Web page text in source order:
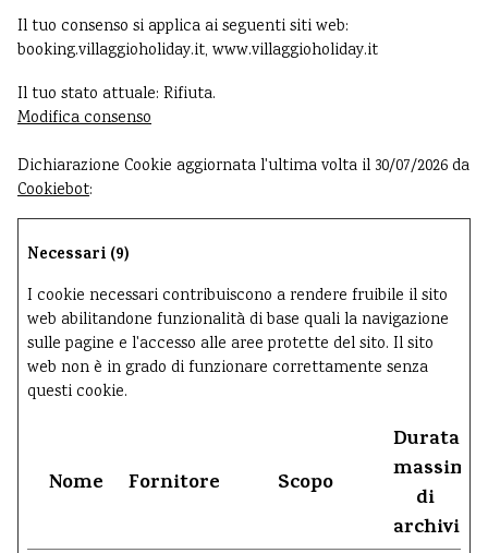
Il tuo consenso si applica ai seguenti siti web:
booking.villaggioholiday.it, www.villaggioholiday.it
Il tuo stato attuale: Rifiuta.
Modifica consenso
Dichiarazione Cookie aggiornata l'ultima volta il 30/07/2026 da
Cookiebot:
Necessari (9)
I cookie necessari contribuiscono a rendere fruibile il sito
web abilitandone funzionalità di base quali la navigazione
sulle pagine e l'accesso alle aree protette del sito. Il sito
web non è in grado di funzionare correttamente senza
questi cookie.
Nome Fornitore Scopo
Durata
massima
di